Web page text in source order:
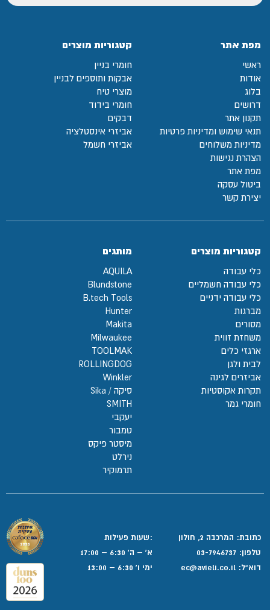
מפת אתר
ראשי
אודות
בלוג
דרושים
תקנון אתר
תנאי שימוש ומדיניות פרטיות
מדיניות משלוחים
הצהרת נגישות
מפת אתר
ביטול עסקה
יצירת קשר
קטגוריות מוצרים
חומרי בניין
אבקות ותוספים לבניין
מוצרי טיח
חומרי בידוד
דבקים
אביזרי אינסטלציה
אביזרי חשמל
קטגוריות מוצרים
כלי עבודה
כלי עבודה חשמליים
כלי עבודה ידניים
מברגות
מסורים
משחזת זווית
ארגזי כלים
לבית ולגן
אביזרים לגינה
תקרות אקוסטיות
חומרי גמר
מותגים
AQUILA
Blundstone
B.tech Tools
Hunter
Makita
Milwaukee
TOOLMAK
ROLLINGDOG
Winkler
סיקה / Sika
SMITH
יעקבי
טמבור
מיסטר פיקס
נירלט
תרמוקיר
כתובת: המרכבה 2, חולון
טלפון: 03-7946737
דוא”ל:
:שעות פעילות
א' – ה' 6:30 – 17:00
ימי ו' 6:30 – 13:00